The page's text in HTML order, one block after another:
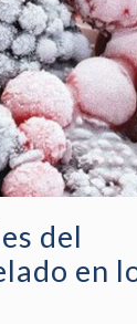
del
en